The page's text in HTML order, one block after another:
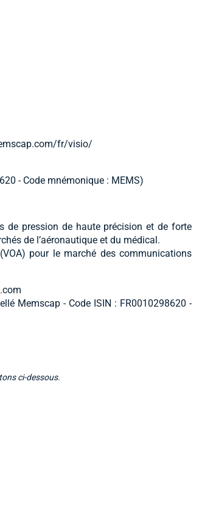
fr/visio/
- Code mnémonique : MEMS)
de pression de haute précision et de forte
de l’aéronautique et du médical.
pour le marché des communications
Memscap - Code ISIN : FR0010298620 -
ci-dessous.